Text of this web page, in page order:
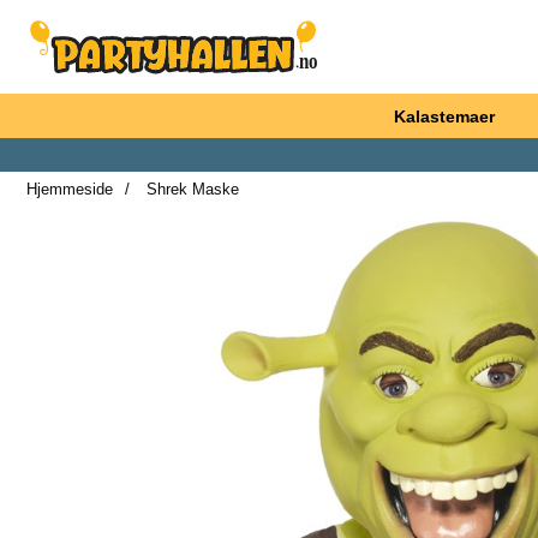
Startsiden for Partyhallen AB
Kalastemaer
Hjemmeside
Shrek Maske